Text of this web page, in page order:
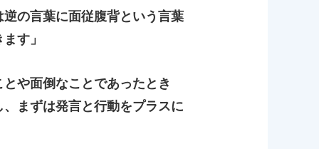
の言葉に面従腹背という言葉
す」
や面倒なことであったとき
まずは発言と行動をプラスに